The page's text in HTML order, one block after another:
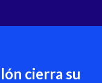
cierra su